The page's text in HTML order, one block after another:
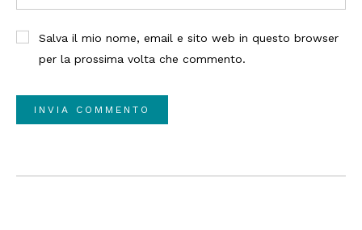
Salva il mio nome, email e sito web in questo browser
per la prossima volta che commento.